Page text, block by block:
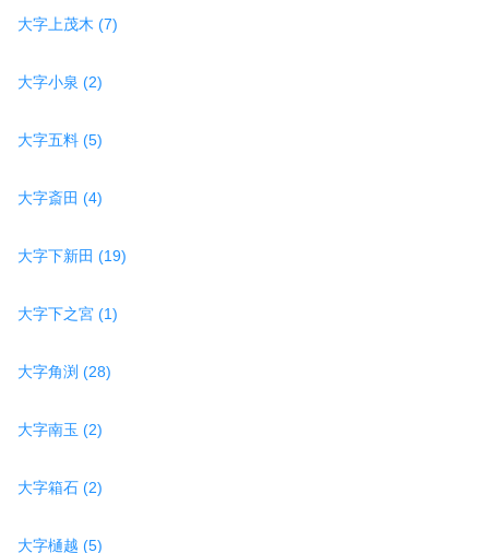
大字上茂木 (7)
大字小泉 (2)
大字五料 (5)
大字斎田 (4)
大字下新田 (19)
大字下之宮 (1)
大字角渕 (28)
大字南玉 (2)
大字箱石 (2)
大字樋越 (5)